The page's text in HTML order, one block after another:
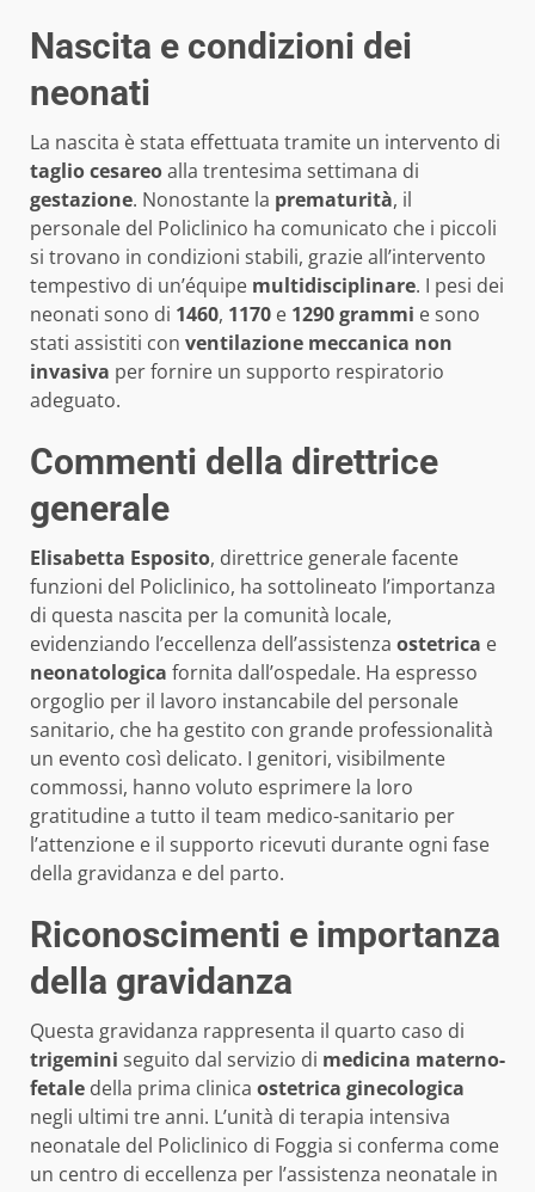
Nascita e condizioni dei
neonati
La nascita è stata effettuata tramite un intervento di
taglio cesareoalla trentesima settimana di
gestazione. Nonostante la prematurità, il
personale del Policlinico ha comunicato che i piccoli
si trovano in condizioni stabili, grazie all’intervento
tempestivo di un’équipe multidisciplinare. I pesi dei
neonati sono di 1460, 1170 e 1290 grammi e sono
stati assistiti con ventilazione meccanica non
invasiva per fornire un supporto respiratorio
adeguato.
Commenti della direttrice
generale
Elisabetta Esposito, direttrice generale facente
funzioni del Policlinico, ha sottolineato l’importanza
di questa nascita per la comunità locale,
evidenziando l’eccellenza dell’assistenza ostetrica e
neonatologica fornita dall’ospedale. Ha espresso
orgoglio per il lavoro instancabile del personale
sanitario, che ha gestito con grande professionalità
un evento così delicato. I genitori, visibilmente
commossi, hanno voluto esprimere la loro
gratitudine a tutto il team medico-sanitario per
l’attenzione e il supporto ricevuti durante ogni fase
della gravidanza e del parto.
Riconoscimenti e importanza
della gravidanza
Questa gravidanza rappresenta il quarto caso di
trigemini seguito dal servizio di medicina materno-
fetale della prima clinica ostetrica ginecologica
negli ultimi tre anni. L’unità di terapia intensiva
neonatale del Policlinico di Foggia si conferma come
un centro di eccellenza per l’assistenza neonatale in